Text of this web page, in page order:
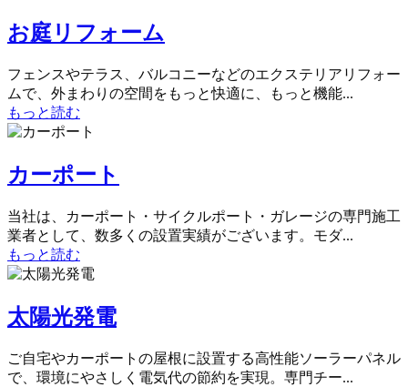
お庭リフォーム
フェンスやテラス、バルコニーなどのエクステリアリフォー
ムで、外まわりの空間をもっと快適に、もっと機能...
もっと読む
カーポート
当社は、カーポート・サイクルポート・ガレージの専門施工
業者として、数多くの設置実績がございます。モダ...
もっと読む
太陽光発電
ご自宅やカーポートの屋根に設置する高性能ソーラーパネル
で、環境にやさしく電気代の節約を実現。専門チー...